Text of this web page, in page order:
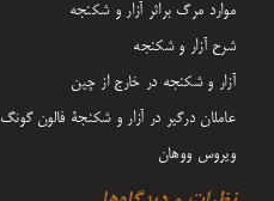
موارد مرگ براثر آزار و شکنجه
شرح آزار و شکنجه
آزار و شکنجه در خارج از چین
عاملان درگیر در آزار و شکنجۀ فالون گونگ
ویروس ووهان